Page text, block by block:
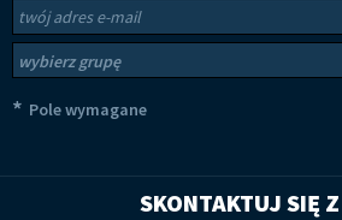
Newsletter
* Pole wymagane
SKONTAKTUJ SIĘ